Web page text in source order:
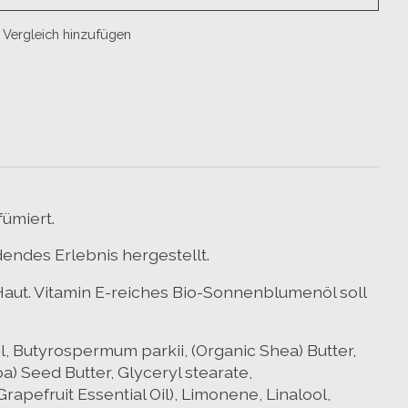
hinzufügen
Erlebnis hergestellt.
Vitamin E-reiches Bio-Sonnenblumenöl soll
Butyrospermum parkii, (Organic Shea) Butter,
Seed Butter, Glyceryl stearate,
Essential Oil), Limonene, Linalool,